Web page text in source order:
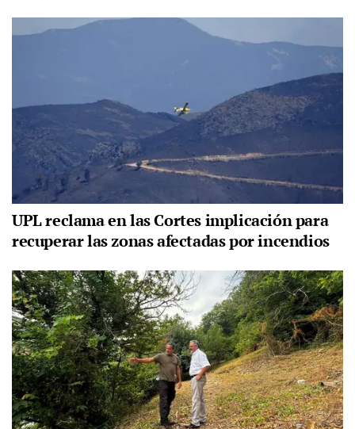
UPL reclama en las Cortes implicación para
recuperar las zonas afectadas por incendios